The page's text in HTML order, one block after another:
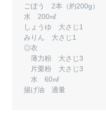
ごぼう 2本（約200g）
水 200㎖
しょうゆ 大さじ1
みりん 大さじ1
◎衣
薄力粉 大さじ3
片栗粉 大さじ3
水 60㎖
揚げ油 適量